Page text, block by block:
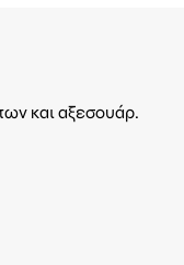
και αξεσουάρ.